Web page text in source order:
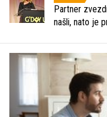
Partner
našli, nato je